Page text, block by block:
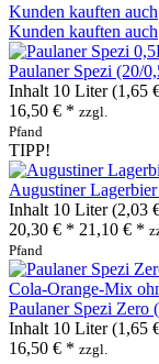
Kunden kauften auch
Kunden kauften auch
Paulaner Spezi (20/
Inhalt 10 Liter(1,65
16,50 € * zzgl.
Pfand
TIPP!
Augustiner
Inhalt 10 Liter(2,03
20,30 € * 21,10 € *
Pfand
Paulaner Spezi
Inhalt 10 Liter(1,65
16,50 € * zzgl.